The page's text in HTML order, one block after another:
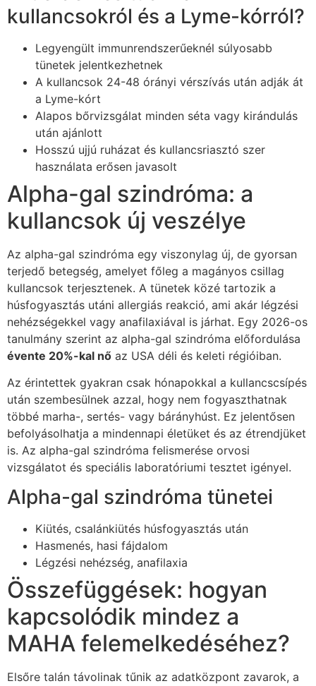
kullancsokról és a Lyme-kórról?
Legyengült immunrendszerűeknél súlyosabb
tünetek jelentkezhetnek
A kullancsok 24-48 órányi vérszívás után adják át
a Lyme-kórt
Alapos bőrvizsgálat minden séta vagy kirándulás
után ajánlott
Hosszú ujjú ruházat és kullancsriasztó szer
használata erősen javasolt
Alpha-gal szindróma: a
kullancsok új veszélye
Az alpha-gal szindróma egy viszonylag új, de gyorsan
terjedő betegség, amelyet főleg a magányos csillag
kullancsok terjesztenek. A tünetek közé tartozik a
húsfogyasztás utáni allergiás reakció, ami akár légzési
nehézségekkel vagy anafilaxiával is járhat. Egy 2026-os
tanulmány szerint az alpha-gal szindróma előfordulása
évente 20%-kal nő az USA déli és keleti régióiban.
Az érintettek gyakran csak hónapokkal a kullancscsípés
után szembesülnek azzal, hogy nem fogyaszthatnak
többé marha-, sertés- vagy bárányhúst. Ez jelentősen
befolyásolhatja a mindennapi életüket és az étrendjüket
is. Az alpha-gal szindróma felismerése orvosi
vizsgálatot és speciális laboratóriumi tesztet igényel.
Alpha-gal szindróma tünetei
Kiütés, csalánkiütés húsfogyasztás után
Hasmenés, hasi fájdalom
Légzési nehézség, anafilaxia
Összefüggések: hogyan
kapcsolódik mindez a
MAHA felemelkedéséhez?
Elsőre talán távolinak tűnik az adatközpont zavarok, a